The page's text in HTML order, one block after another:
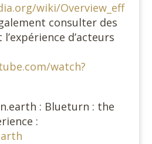
wiki/Overview_eff
consulter des
d’acteurs
watch?
: Blueturn : the
: